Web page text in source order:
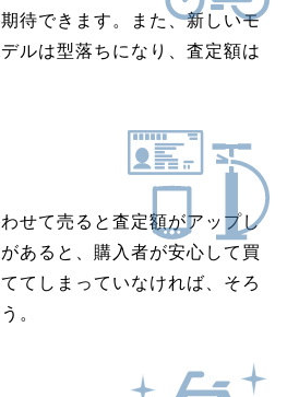
待できます。また、新しいモ
ルは型落ちになり、査定額は
せて売ると査定額がアップし
あると、購入者が安心して買
てしまっていなければ、そろ
。